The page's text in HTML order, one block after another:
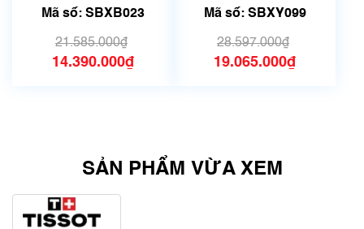
Mã số: SBXB023
21.585.000₫
14.390.000₫
Mã số: SBXY099
28.597.000₫
19.065.000₫
SẢN PHẨM VỪA XEM